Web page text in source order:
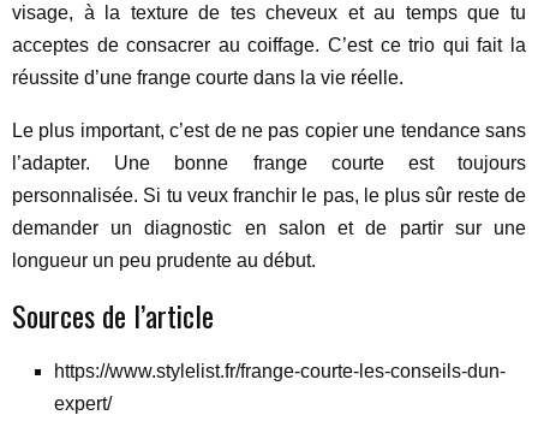
visage, à la texture de tes cheveux et au temps que tu
acceptes de consacrer au coiffage. C’est ce trio qui fait la
réussite d’une frange courte dans la vie réelle.
Le plus important, c’est de ne pas copier une tendance sans
l’adapter. Une bonne frange courte est toujours
personnalisée. Si tu veux franchir le pas, le plus sûr reste de
demander un diagnostic en salon et de partir sur une
longueur un peu prudente au début.
Sources de l’article
https://www.stylelist.fr/frange-courte-les-conseils-dun-
expert/